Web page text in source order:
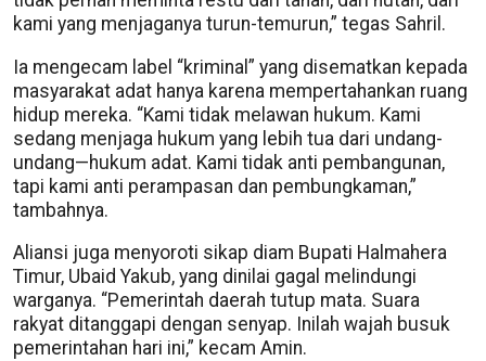
kami yang menjaganya turun-temurun,” tegas Sahril.
Ia mengecam label “kriminal” yang disematkan kepada
masyarakat adat hanya karena mempertahankan ruang
hidup mereka. “Kami tidak melawan hukum. Kami
sedang menjaga hukum yang lebih tua dari undang-
undang—hukum adat. Kami tidak anti pembangunan,
tapi kami anti perampasan dan pembungkaman,”
tambahnya.
Aliansi juga menyoroti sikap diam Bupati Halmahera
Timur, Ubaid Yakub, yang dinilai gagal melindungi
warganya. “Pemerintah daerah tutup mata. Suara
rakyat ditanggapi dengan senyap. Inilah wajah busuk
pemerintahan hari ini,” kecam Amin.